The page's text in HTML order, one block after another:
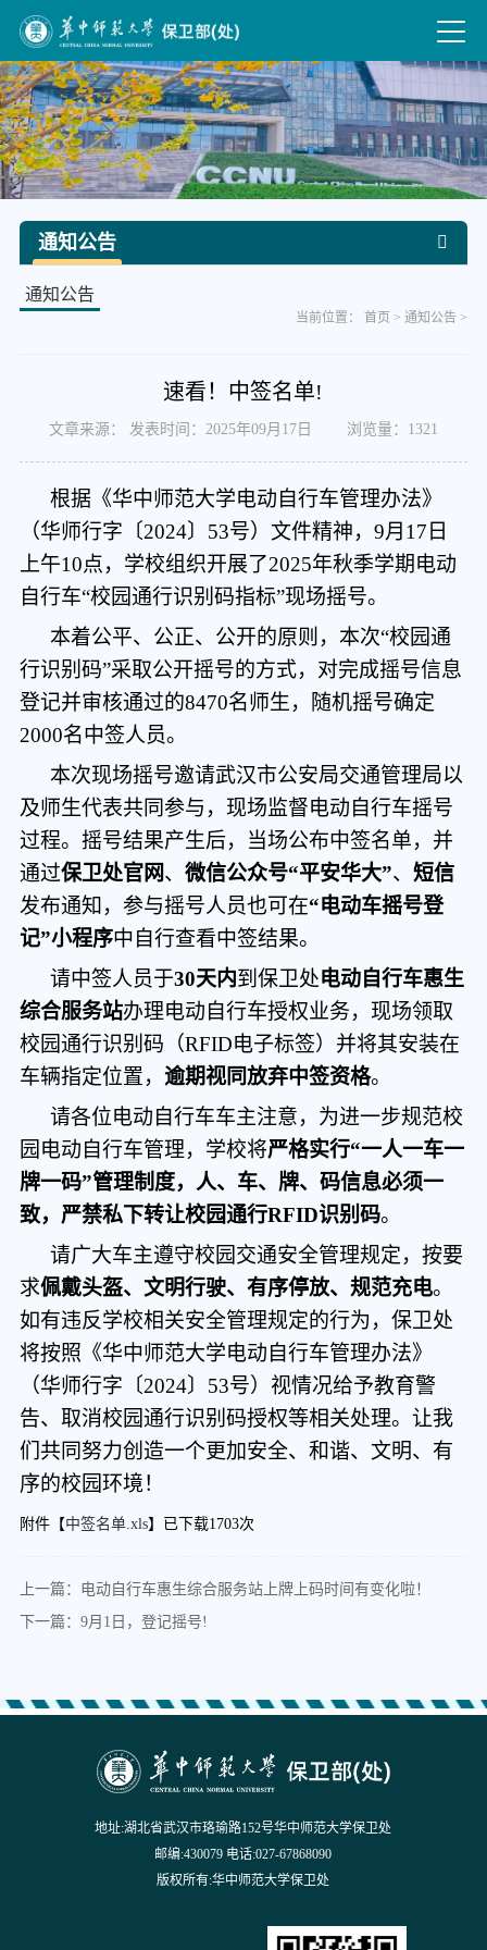
通知公告
通知公告
当前位置：首页 >通知公告 >
速看！中签名单!
文章来源： 发表时间：2025年09月17日 浏览量： 1321
根据《华中师范大学电动自行车管理办法》
（华师行字〔2024〕53号）文件精神，9月17日
上午10点，学校组织开展了2025年秋季学期电动
自行车“校园通行识别码指标”现场摇号。
本着公平、公正、公开的原则，本次“校园通
行识别码”采取公开摇号的方式，对完成摇号信息
登记并审核通过的8470名师生，随机摇号确定
2000名中签人员。
本次现场摇号邀请武汉市公安局交通管理局以
及师生代表共同参与，现场监督电动自行车摇号
过程。摇号结果产生后，当场公布中签名单，并
通过保卫处官网、 微信公众号“平安华大”、 短信
发布通知 ，参与摇号人员也可在“电动车摇号登
记”小程序中自行查看中签结果。
请中签人员于30天内到保卫处电动自行车惠生
综合服务站办理电动自行车授权业务，现场领取
校园通行识别码（RFID电子标签）并将其安装在
车辆指定位置， 逾期视同放弃中签资格。
请各位电动自行车车主注意，为进一步规范校
园电动自行车管理，学校将严格实行“一人一车一
牌一码”管理制度，人、车、牌、码信息必须一
致，严禁私下转让校园通行RFID识别码。
请广大车主遵守校园交通安全管理规定，按要
求佩戴头盔、文明行驶、有序停放、规范充电。
如有违反学校相关安全管理规定的行为，保卫处
将按照《华中师范大学电动自行车管理办法》
（华师行字〔2024〕53号）视情况给予教育警
告、取消校园通行识别码授权等相关处理。让我
们共同 努力创造一个更加安全、和谐、文明、有
序的校园环境！
附件【中签名单.xls】已下载1703次
上一篇：电动自行车惠生综合服务站上牌上码时间有变化啦！
下一篇：9月1日，登记摇号!
地址:湖北省武汉市珞瑜路152号华中师范大学保卫处
邮编:430079 电话:027-67868090
版权所有:华中师范大学保卫处